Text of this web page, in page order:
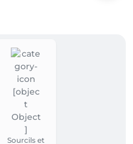
Sourcils et